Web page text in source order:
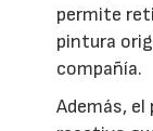
permite
pintura
compañía.
Además,